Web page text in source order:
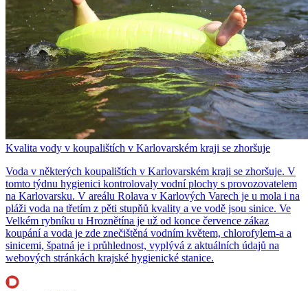
Kvalita vody v koupalištích v Karlovarském kraji se zhoršuje
Voda v některých koupalištích v Karlovarském kraji se zhoršuje. V
tomto týdnu hygienici kontrolovaly vodní plochy s provozovatelem
na Karlovarsku. V areálu Rolava v Karlových Varech je u mola i na
pláži voda na třetím z pěti stupňů kvality a ve vodě jsou sinice. Ve
Velkém rybníku u Hroznětína je už od konce července zákaz
koupání a voda je zde znečištěná vodním květem, chlorofylem-a a
sinicemi, špatná je i průhlednost, vyplývá z aktuálních údajů na
webových stránkách krajské hygienické stanice.